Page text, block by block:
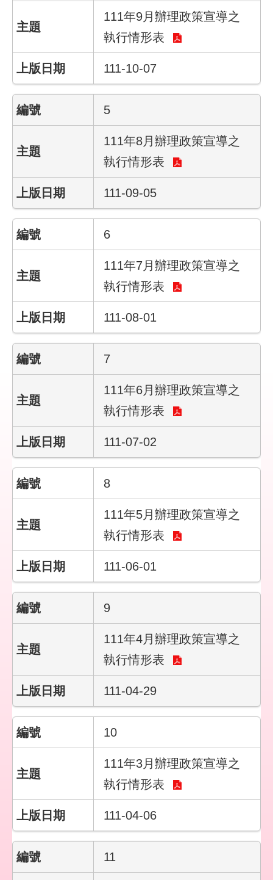
資
公
開
網
站
導
首
頁
English
情
常
見
問
雙
詞
彙
勞
動
局
臺
市
政
府
臺
北
絡
我
們
隱
權
與
安
全
政
策
111年9月辦理政策宣導之
執行情形表
111-10-07
5
111年8月辦理政策宣導之
執行情形表
111-09-05
6
111年7月辦理政策宣導之
執行情形表
111-08-01
7
111年6月辦理政策宣導之
執行情形表
111-07-02
8
111年5月辦理政策宣導之
執行情形表
111-06-01
9
111年4月辦理政策宣導之
執行情形表
111-04-29
10
111年3月辦理政策宣導之
執行情形表
111-04-06
11